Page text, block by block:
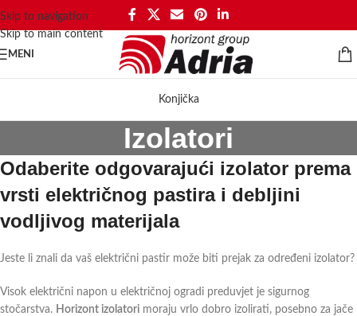
Skip to navigation
Skip to main content
MENI
Konjička
Izolatori
Odaberite odgovarajući izolator prema
vrsti električnog pastira i debljini
vodljivog materijala
Jeste li znali da vaš električni pastir može biti prejak za određeni izolator?
Visok električni napon u električnoj ogradi preduvjet je sigurnog
stočarstva. Horizont izolatori moraju vrlo dobro izolirati, posebno za jače